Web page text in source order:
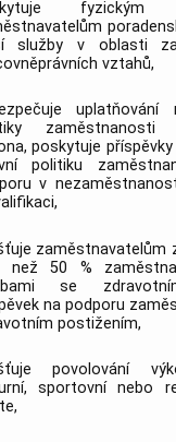
služby v oblasti
vztahů,
uplatňování
poskytuje
politiku
v
,
zaměstnavatelům
než 50 %
se
na podporu
postižením,
povolování
sportovní nebo
,